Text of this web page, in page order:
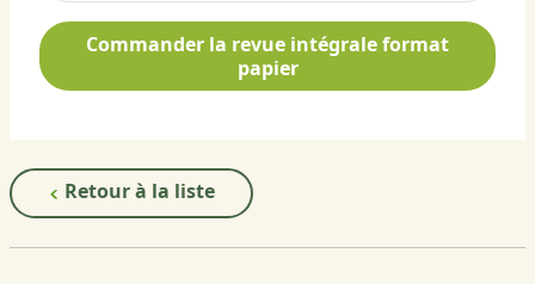
Commander la revue intégrale format
papier
Retour à la liste